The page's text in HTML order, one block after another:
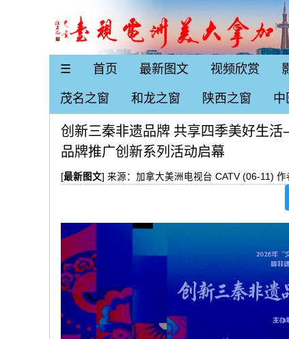
☰
首页 最新图文 视频欣赏
茂名之窗 和龙之窗 陕西之窗 中
创新三秦非遗品牌 共享四季美好生
品牌推广创新系列活动启幕
[最新图文] 来源：加拿大美洲电视台 CATV (06-11) 作